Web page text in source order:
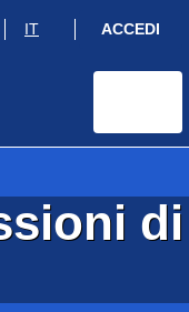
IT ACCEDI
di